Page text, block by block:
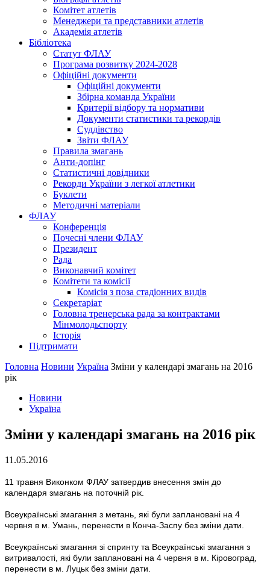
Комітет атлетів
Менеджери та представники атлетів
Академія атлетів
Бібліотека
Статут ФЛАУ
Програма розвитку 2024-2028
Офіційні документи
Офіційні документи
Збірна команда України
Критерії відбору та нормативи
Документи статистики та рекордів
Суддівство
Звіти ФЛАУ
Правила змагань
Анти-допінг
Статистичні довідники
Рекорди України з легкої атлетики
Буклети
Методичні матеріали
ФЛАУ
Конференція
Почесні члени ФЛАУ
Президент
Рада
Виконавчий комітет
Комітети та комісії
Комісія з поза стадіонних видів
Секретаріат
Головна тренерська рада за контрактами
Мінмолодьспорту
Історія
Підтримати
Головна Новини Україна Зміни у календарі змагань на 2016
рік
Новини
Україна
Зміни у календарі змагань на 2016 рік
11.05.2016
11 травня Виконком ФЛАУ затвердив внесення змін до
календаря змагань на поточній рік.
Всеукраїнські змагання з метань, які були заплановані на 4
червня в м. Умань, перенести в Конча-Заспу без зміни дати.
Всеукраїнські змагання зі спринту та Всеукраїнські змагання з
витривалості, які були заплановані на 4 червня в м. Кіровоград,
перенести в м. Луцьк без зміни дати.